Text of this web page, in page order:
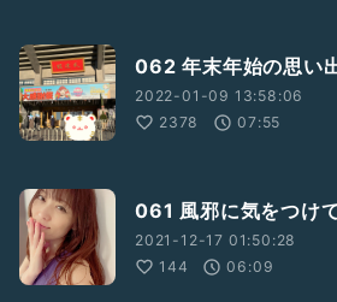
062 年末年始の思い
2022-01-09 13:58:06
2378
07:55
061 風邪に気をつけ
2021-12-17 01:50:28
144
06:09